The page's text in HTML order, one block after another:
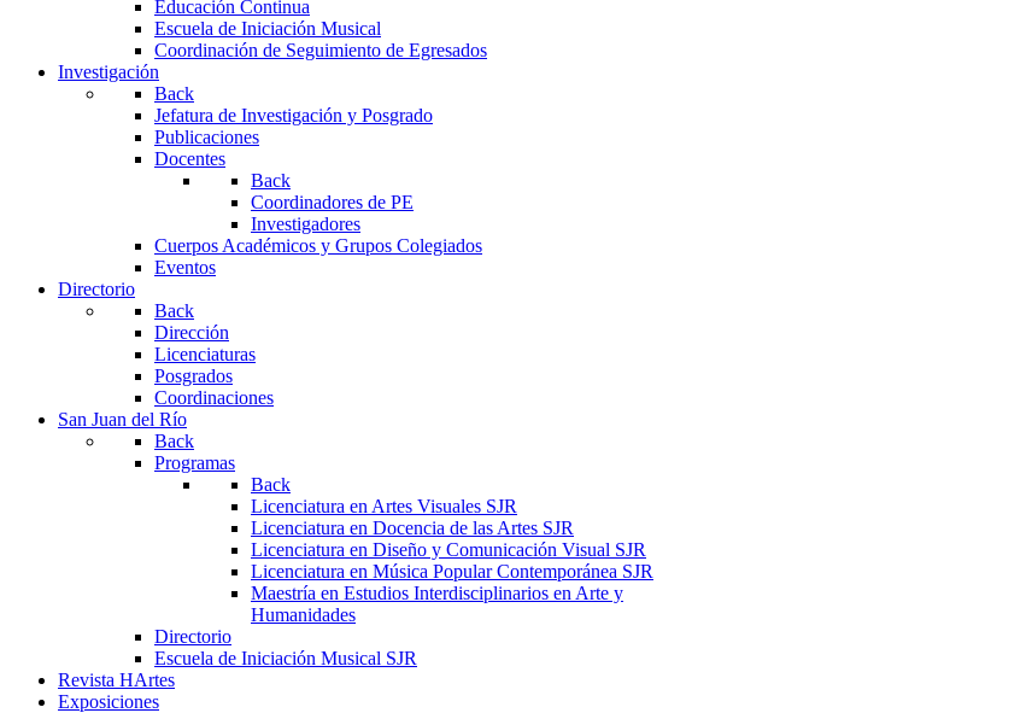
Educación Continua
Escuela de Iniciación Musical
Coordinación de Seguimiento de Egresados
Investigación
Back
Jefatura de Investigación y Posgrado
Publicaciones
Docentes
Back
Coordinadores de PE
Investigadores
Cuerpos Académicos y Grupos Colegiados
Eventos
Directorio
Back
Dirección
Licenciaturas
Posgrados
Coordinaciones
San Juan del Río
Back
Programas
Back
Licenciatura en Artes Visuales SJR
Licenciatura en Docencia de las Artes SJR
Licenciatura en Diseño y Comunicación Visual SJR
Licenciatura en Música Popular Contemporánea SJR
Maestría en Estudios Interdisciplinarios en Arte y
Humanidades
Directorio
Escuela de Iniciación Musical SJR
Revista HArtes
Exposiciones